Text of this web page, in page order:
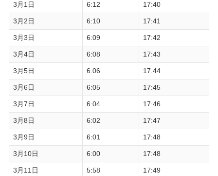
3月1日 6:12 17:40
3月2日 6:10 17:41
3月3日 6:09 17:42
3月4日 6:08 17:43
3月5日 6:06 17:44
3月6日 6:05 17:45
3月7日 6:04 17:46
3月8日 6:02 17:47
3月9日 6:01 17:48
3月10日 6:00 17:48
3月11日 5:58 17:49